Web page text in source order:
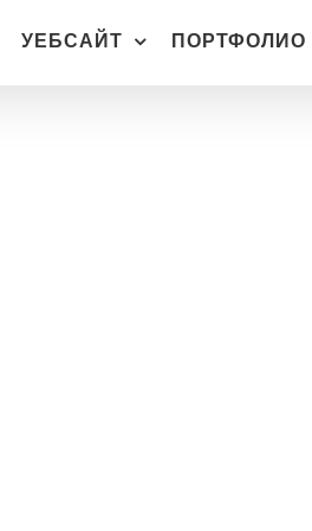
УЕБСАЙТ ПОРТФОЛИО